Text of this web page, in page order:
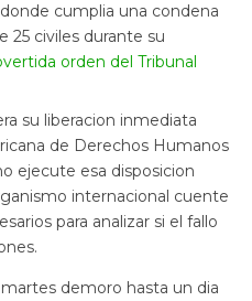
cumplia una condena
25 civiles durante su
orden del Tribunal
su liberacion inmediata
de Derechos Humanos
ejecute esa disposicion
internacional cuente
para analizar si el fallo
demoro hasta un dia